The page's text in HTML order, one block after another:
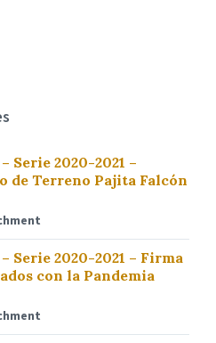
Serie 2020-2021 –
de Terreno Pajita Falcón
Serie 2020-2021 – Firma
con la Pandemia